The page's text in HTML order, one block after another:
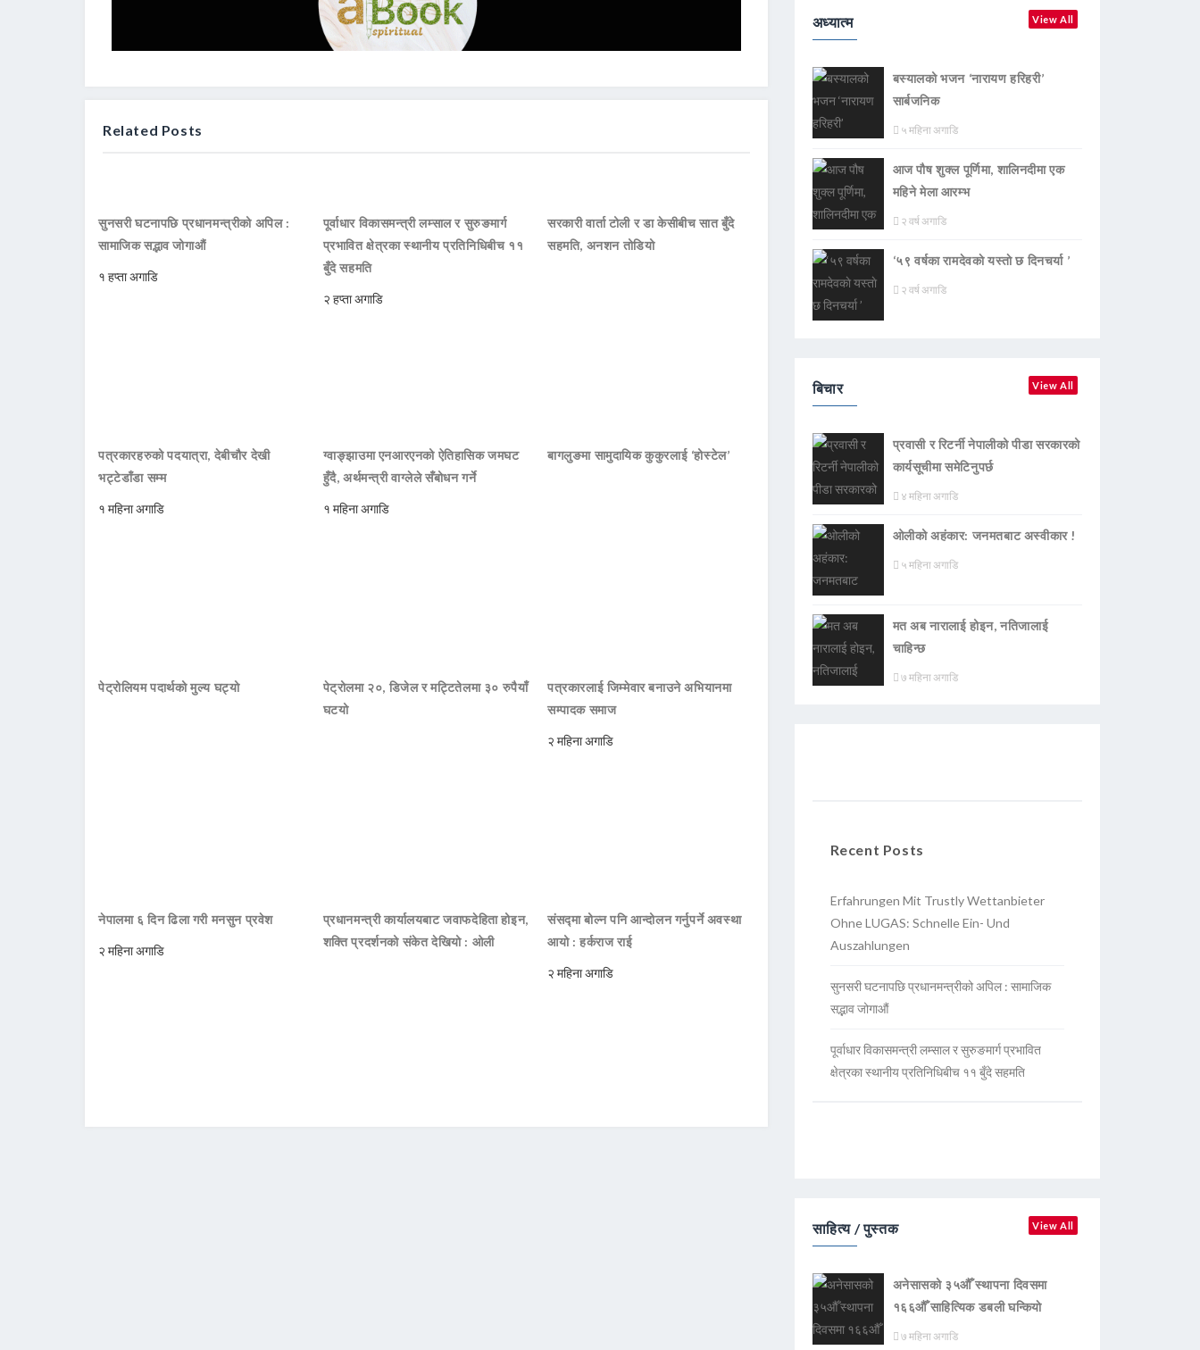
Related Posts
सुनसरी घटनापछि प्रधानमन्त्रीको अपिल :
सामाजिक सद्भाव जोगाऔं
१ हप्ता अगाडि
पूर्वाधार विकासमन्त्री लम्साल र सुरुङमार्ग
प्रभावित क्षेत्रका स्थानीय प्रतिनिधिबीच ११
बुँदे सहमति
२ हप्ता अगाडि
सरकारी वार्ता टोली र डा केसीबीच सात बुँदे
सहमति, अनशन तोडियो
पत्रकारहरुको पदयात्रा, देबीचौर देखी
भट्टेडाँडा सम्म
१ महिना अगाडि
ग्वाङ्झाउमा एनआरएनको ऐतिहासिक जमघट
हुँदै, अर्थमन्त्री वाग्लेले सँबोधन गर्ने
१ महिना अगाडि
बागलुङमा सामुदायिक कुकुरलाई ‘होस्टेल’
पेट्रोलियम पदार्थको मुल्य घट्यो
पेट्रोलमा २०, डिजेल र मट्टितेलमा ३० रुपैयाँ
घटयो
पत्रकारलाई जिम्मेवार बनाउने अभियानमा
सम्पादक समाज
२ महिना अगाडि
नेपालमा ६ दिन ढिला गरी मनसुन प्रवेश
२ महिना अगाडि
प्रधानमन्त्री कार्यालयबाट जवाफदेहिता होइन,
शक्ति प्रदर्शनको संकेत देखियो : ओली
संसद्मा बोल्न पनि आन्दोलन गर्नुपर्ने अवस्था
आयो : हर्कराज राई
२ महिना अगाडि
अध्यात्म View All
बस्यालको भजन ‘नारायण हरिहरी’
सार्बजनिक
५ महिना अगाडि
आज पौष शुक्ल पूर्णिमा, शालिनदीमा एक
महिने मेला आरम्भ
२ वर्ष अगाडि
‘५९ वर्षका रामदेवकाे यस्ताे छ दिनचर्या ’
२ वर्ष अगाडि
बिचार View All
प्रवासी र रिटर्नी नेपालीको पीडा सरकारको
कार्यसूचीमा समेटिनुपर्छ
४ महिना अगाडि
ओलीको अहंकार: जनमतबाट अस्वीकार !
५ महिना अगाडि
मत अब नारालाई होइन, नतिजालाई
चाहिन्छ
७ महिना अगाडि
Recent Posts
Erfahrungen Mit Trustly Wettanbieter
Ohne LUGAS: Schnelle Ein- Und
Auszahlungen
सुनसरी घटनापछि प्रधानमन्त्रीको अपिल : सामाजिक
सद्भाव जोगाऔं
पूर्वाधार विकासमन्त्री लम्साल र सुरुङमार्ग प्रभावित
क्षेत्रका स्थानीय प्रतिनिधिबीच ११ बुँदे सहमति
साहित्य / पुस्तक View All
अनेसासको ३५औँ स्थापना दिवसमा
१६६औँ साहित्यिक डबली घन्कियाे
७ महिना अगाडि